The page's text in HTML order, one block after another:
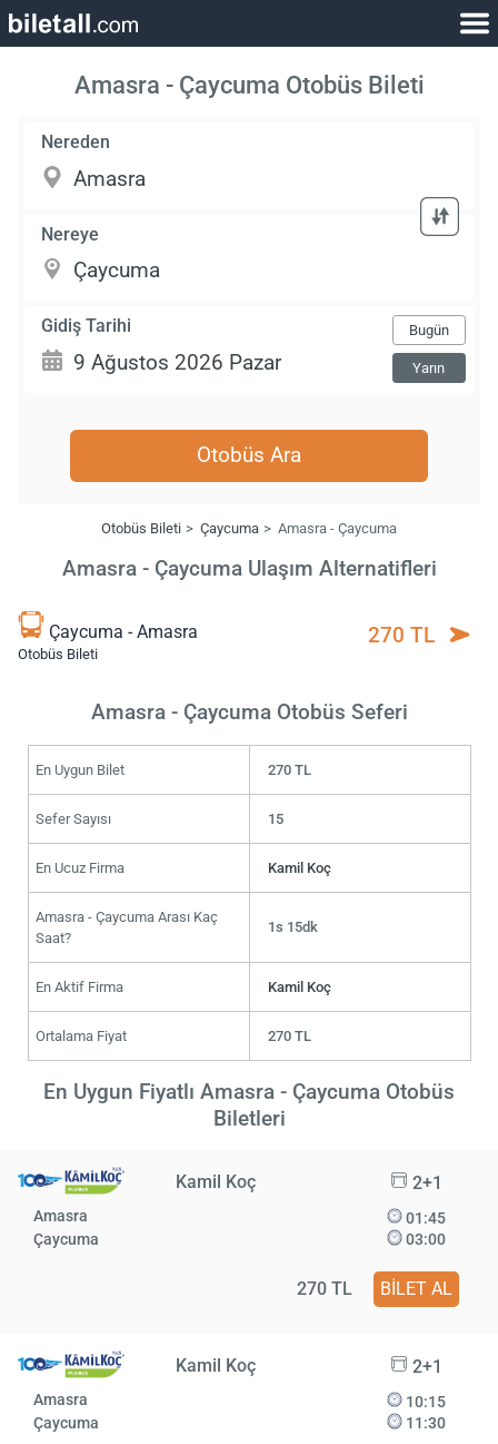
Amasra - Çaycuma Otobüs Bileti
Nereden
Nereye
Gidiş Tarihi Bugün
Yarın
Otobüs Ara
Otobüs Bileti Çaycuma Amasra - Çaycuma
Amasra - Çaycuma Ulaşım Alternatifleri
Çaycuma - Amasra
Otobüs Bileti
270 TL
Amasra - Çaycuma Otobüs Seferi
En Uygun Bilet 270 TL
Sefer Sayısı 15
En Ucuz Firma Kamil Koç
Amasra - Çaycuma Arası Kaç
Saat?
1s 15dk
En Aktif Firma Kamil Koç
Ortalama Fiyat 270 TL
En Uygun Fiyatlı Amasra - Çaycuma Otobüs
Biletleri
Kamil Koç 2+1
Amasra
Çaycuma
01:45
03:00
270 TL BİLET AL
Kamil Koç 2+1
Amasra
Çaycuma
10:15
11:30